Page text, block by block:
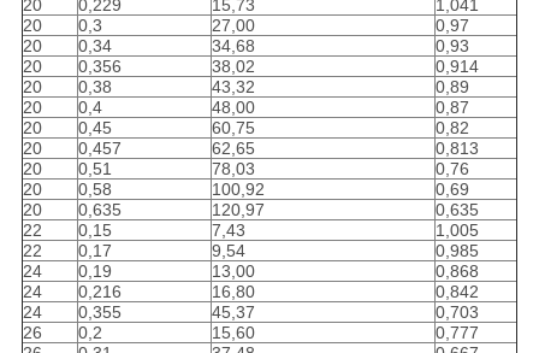
20
0,229 15,73
1,041
20
0,3 27,00
0,97
20
0,34 34,68
0,93
20
0,356 38,02
0,914
20
0,38 43,32
0,89
20
0,4 48,00
0,87
20
0,45 60,75
0,82
20
0,457 62,65
0,813
20
0,51 78,03
0,76
20
0,58 100,92
0,69
20
0,635 120,97
0,635
22
0,15 7,43
1,005
22
0,17 9,54
0,985
24
0,19 13,00
0,868
24
0,216 16,80
0,842
24
0,355 45,37
0,703
26
0,2 15,60
0,777